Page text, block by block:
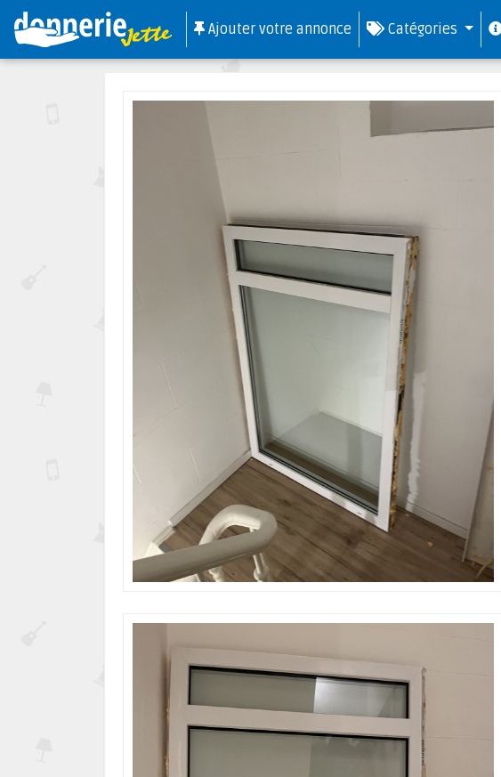
Ajouter votre annonce Catégories